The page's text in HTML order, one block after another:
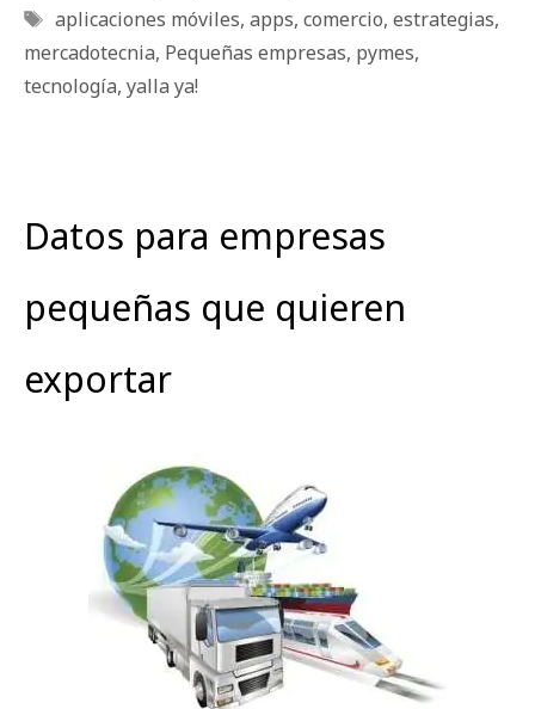
Etiquetas
aplicaciones móviles, apps, comercio, estrategias,
mercadotecnia, Pequeñas empresas, pymes,
tecnología, yalla ya!
Datos para empresas
pequeñas que quieren
exportar